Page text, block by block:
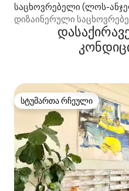
საცხოვრებელი (ლოს-
დიზაინერული
ფერდობზე, საუნით
სტუმართა რჩეული
სტუმართა რჩეული